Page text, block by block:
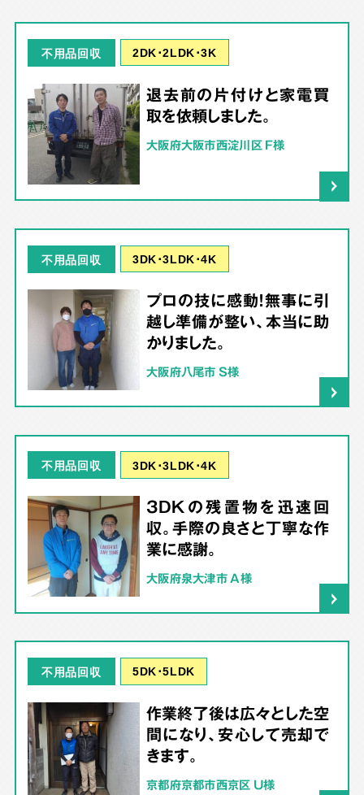
不用品回収 2DK･2LDK･3K
退去前の片付けと家電買
取を依頼しました。
大阪府大阪市西淀川区 F様
不用品回収 3DK･3LDK･4K
プロの技に感動！無事に引
越し準備が整い、本当に助
かりました。
大阪府八尾市 S様
不用品回収 3DK･3LDK･4K
3DKの残置物を迅速回
収。手際の良さと丁寧な作
業に感謝。
大阪府泉大津市 A様
不用品回収 5DK･5LDK
作業終了後は広々とした空
間になり、安心して売却で
きます。
京都府京都市西京区 U様